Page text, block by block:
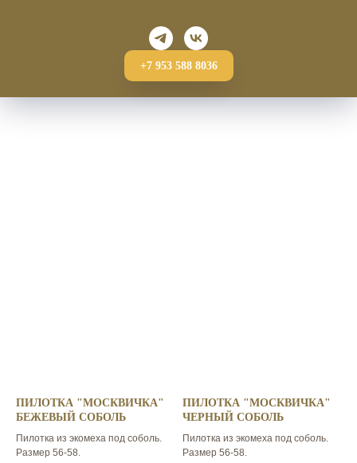
+7 953 588 8036
ПИЛОТКА "МОСКВИЧКА"
БЕЖЕВЫЙ СОБОЛЬ
Пилотка из экомеха под соболь.
Размер 56-58.
ПИЛОТКА "МОСКВИЧКА"
ЧЕРНЫЙ СОБОЛЬ
Пилотка из экомеха под соболь.
Размер 56-58.